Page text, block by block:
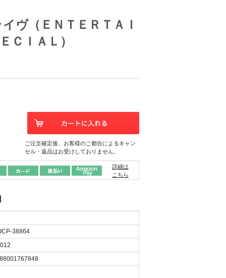
ヴ（ＥＮＴＥＲＴＡＩ
ＣＩＡＬ）
ご注文確定後、お客様のご都合によるキャン
セル・返品はお受けしておりません。
詳細は
こちら
38864